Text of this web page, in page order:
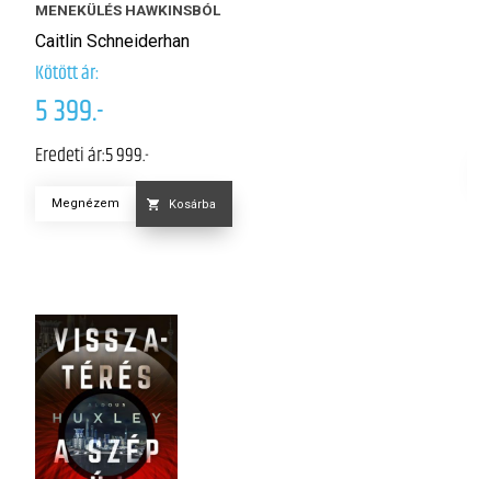
MENEKÜLÉS HAWKINSBÓL
Caitlin Schneiderhan
Kötött ár:
5 399.-
Eredeti ár:5 999.-
Megnézem Kosárba